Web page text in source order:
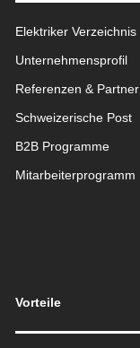
Elektriker Verzeichnis
Unternehmensprofil
Referenzen & Partner
Schweizerische Post
B2B Programme
Mitarbeiterprogramm
Vorteile